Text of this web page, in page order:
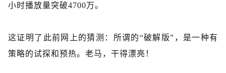
小时播放量突破4700万。
这证明了此前网上的猜测：所谓的“破解版”，是一种有
策略的试探和预热。老马，干得漂亮！